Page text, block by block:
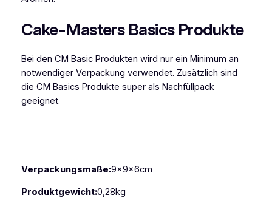
f
a
v
o
u
b
e
Cake-Masters Basics Produkte
Bei den CM Basic Produkten wird nur ein Minimum an
notwendiger Verpackung verwendet. Zusätzlich sind
die CM Basics Produkte super als Nachfüllpack
geeignet.
Verpackungsmaße:9x9x6cm
Produktgewicht:0,28kg